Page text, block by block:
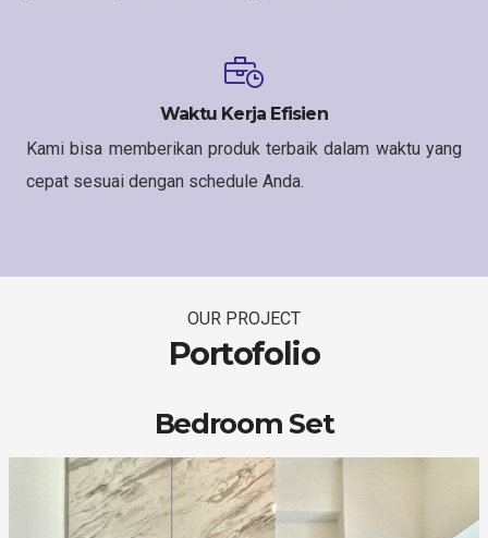
Waktu Kerja Efisien
Kami bisa memberikan produk terbaik dalam waktu yang
cepat sesuai dengan schedule Anda.
OUR PROJECT
Portofolio
Bedroom Set